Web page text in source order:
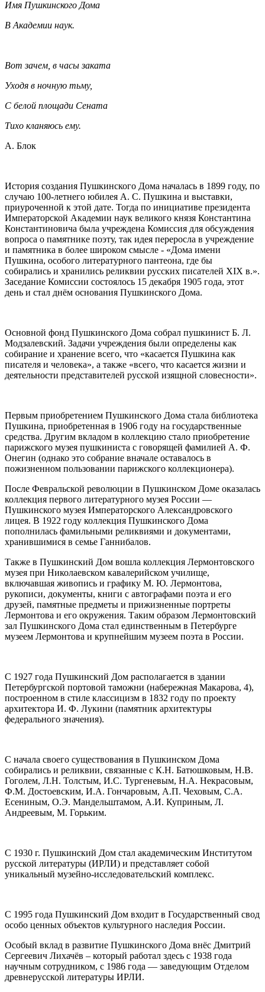
Имя Пушкинского Дома
В Академии наук.
Вот зачем, в часы заката
Уходя в ночную тьму,
С белой площади Сената
Тихо кланяюсь ему.
А. Блок
История создания Пушкинского Дома началась в 1899 году, по
случаю 100-летнего юбилея А. С. Пушкина и выставки,
приуроченной к этой дате. Тогда по инициативе президента
Императорской Академии наук великого князя Константина
Константиновича была учреждена Комиссия для обсуждения
вопроса о памятнике поэту, так идея переросла в учреждение
и памятника в более широком смысле - «Дома имени
Пушкина, особого литературного пантеона, где бы
собирались и хранились реликвии русских писателей XIX в.».
Заседание Комиссии состоялось 15 декабря 1905 года, этот
день и стал днём основания Пушкинского Дома.
Основной фонд Пушкинского Дома собрал пушкинист Б. Л.
Модзалевский. Задачи учреждения были определены как
собирание и хранение всего, что «касается Пушкина как
писателя и человека», а также «всего, что касается жизни и
деятельности представителей русской изящной словесности».
Первым приобретением Пушкинского Дома стала библиотека
Пушкина, приобретенная в 1906 году на государственные
средства. Другим вкладом в коллекцию стало приобретение
парижского музея пушкиниста с говорящей фамилией А. Ф.
Онегин (однако это собрание вначале оставалось в
пожизненном пользовании парижского коллекционера).
После Февральской революции в Пушкинском Доме оказалась
коллекция первого литературного музея России —
Пушкинского музея Императорского Александровского
лицея. В 1922 году коллекция Пушкинского Дома
пополнилась фамильными реликвиями и документами,
хранившимися в семье Ганнибалов.
Также в Пушкинский Дом вошла коллекция Лермонтовского
музея при Николаевском кавалерийском училище,
включавшая живопись и графику М. Ю. Лермонтова,
рукописи, документы, книги с автографами поэта и его
друзей, памятные предметы и прижизненные портреты
Лермонтова и его окружения. Таким образом Лермонтовский
зал Пушкинского Дома стал единственным в Петербурге
музеем Лермонтова и крупнейшим музеем поэта в России.
С 1927 года Пушкинский Дом располагается в здании
Петербургской портовой таможни (набережная Макарова, 4),
построенном в стиле классицизм в 1832 году по проекту
архитектора И. Ф. Лукини (памятник архитектуры
федерального значения).
С начала своего существования в Пушкинском Дома
собирались и реликвии, связанные с К.Н. Батюшковым, Н.В.
Гоголем, Л.Н. Толстым, И.С. Тургеневым, Н.А. Некрасовым,
Ф.М. Достоевским, И.А. Гончаровым, А.П. Чеховым, С.А.
Есениным, О.Э. Мандельштамом, А.И. Куприным, Л.
Андреевым, М. Горьким.
С 1930 г. Пушкинский Дом стал академическим Институтом
русской литературы (ИРЛИ) и представляет собой
уникальный музейно-исследовательский комплекс.
С 1995 года Пушкинский Дом входит в Государственный свод
особо ценных объектов культурного наследия России.
Особый вклад в развитие Пушкинского Дома внёс Дмитрий
Сергеевич Лихачёв – который работал здесь с 1938 года
научным сотрудником, с 1986 года — заведующим Отделом
древнерусской литературы ИРЛИ.